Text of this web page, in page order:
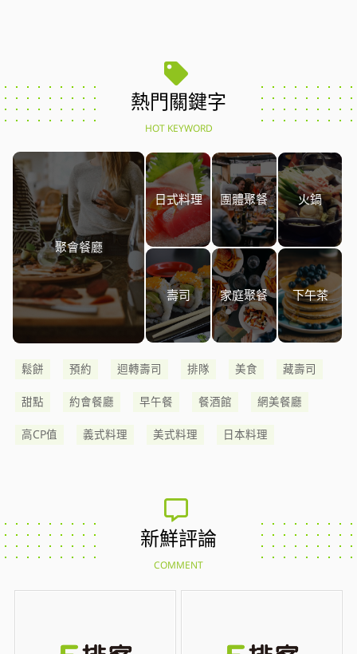
熱門關鍵字
HOT KEYWORD
聚會餐廳
日式料理 團體聚餐 火鍋
壽司 家庭聚餐 下午茶
鬆餅 預約 迴轉壽司 排隊 美食 藏壽司
甜點 約會餐廳 早午餐 餐酒館 網美餐廳
高CP值 義式料理 美式料理 日本料理
新鮮評論
COMMENT